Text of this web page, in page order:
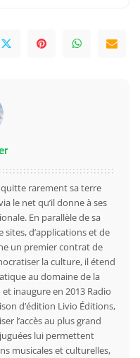
quitte rarement sa terre
le net qu’il donne à ses
En parallèle de sa
d’applications et de
un premier contrat de
la culture, il étend
au domaine de la
inaugure en 2013 Radio
d’édition Livio Éditions,
l’accès au plus grand
lui permettent
musicales et culturelles,